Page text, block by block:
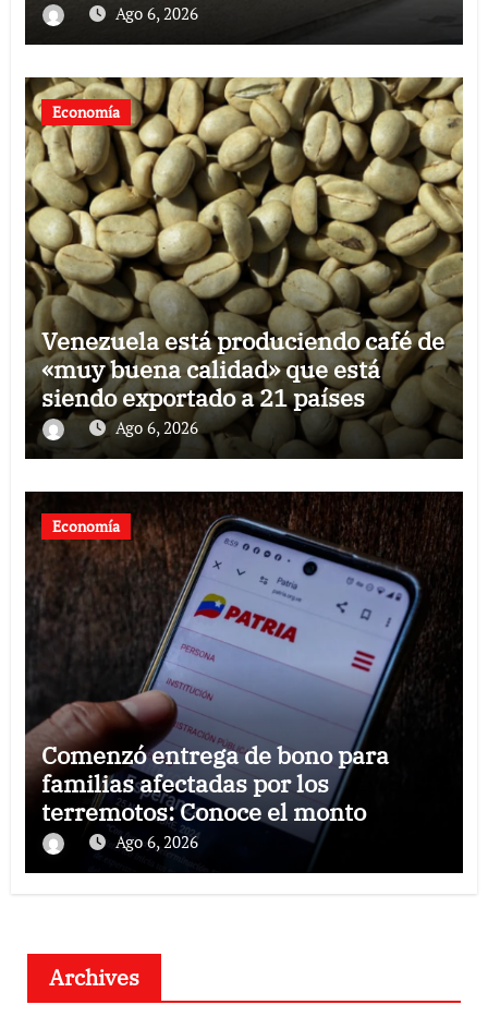
Ago 6, 2026
Economía
Venezuela está produciendo café de
«muy buena calidad» que está
siendo exportado a 21 países
Ago 6, 2026
Economía
Comenzó entrega de bono para
familias afectadas por los
terremotos: Conoce el monto
Ago 6, 2026
Archives